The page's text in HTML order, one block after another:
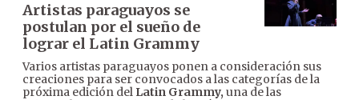
Artistas paraguayos se
postulan por el sueño de
lograr el Latin Grammy
Varios artistas paraguayos ponen a consideración sus
creaciones para ser convocados a las categorías de la
próxima edición del Latin Grammy, una de las